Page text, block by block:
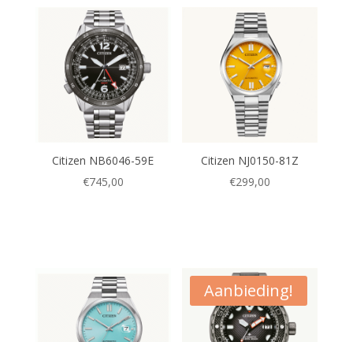
Citizen NB6046-59E
€745,00
Citizen NJ0150-81Z
€299,00
Aanbieding!